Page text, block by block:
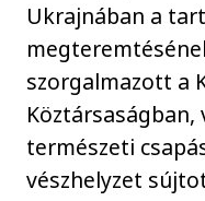
Ukrajnában a
szorgalmazott a
Köztársaságban,
természeti
vészhelyzet